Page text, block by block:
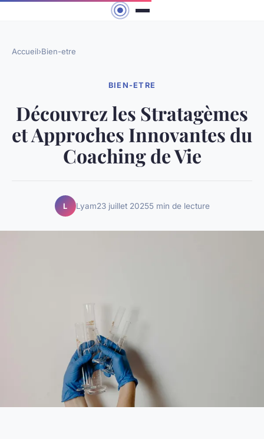
Accueil›Bien-etre
BIEN-ETRE
Découvrez les Stratagèmes
et Approches Innovantes du
Coaching de Vie
L Lyam23 juillet 20255 min de lecture